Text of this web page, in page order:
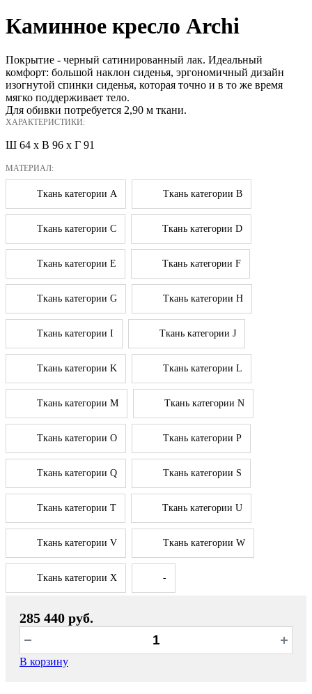
Каминное кресло Archi
Покрытие - черный сатинированный лак. Идеальный
комфорт: большой наклон сиденья, эргономичный дизайн
изогнутой спинки сиденья, которая точно и в то же время
мягко поддерживает тело.
Для обивки потребуется 2,90 м ткани.
ХАРАКТЕРИСТИКИ:
Ш 64 x В 96 x Г 91
МАТЕРИАЛ:
Ткань категории A Ткань категории B
Ткань категории C Ткань категории D
Ткань категории E Ткань категории F
Ткань категории G Ткань категории H
Ткань категории I Ткань категории J
Ткань категории K Ткань категории L
Ткань категории M Ткань категории N
Ткань категории O Ткань категории P
Ткань категории Q Ткань категории S
Ткань категории T Ткань категории U
Ткань категории V Ткань категории W
Ткань категории X -
285 440 руб.
В корзину